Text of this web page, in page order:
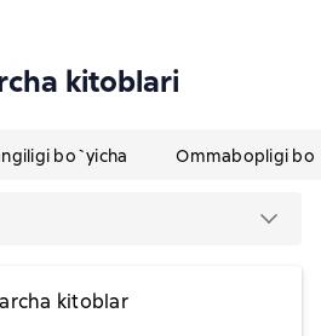
kitoblari
bo`yicha Ommabopligi
kitoblar